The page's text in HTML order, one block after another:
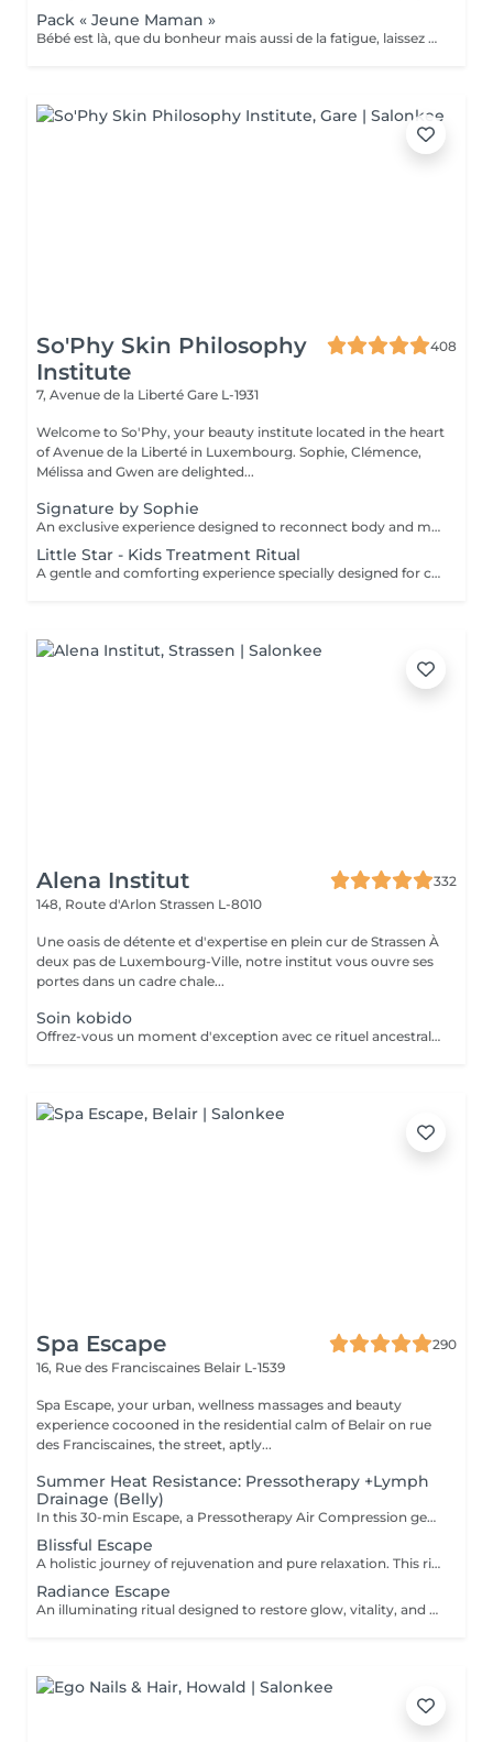
Pack « Jeune Maman »
Bébé est là, que du bonheur mais aussi de la fatigue, laissez papa ou mamie s'occuper de la prunelle de vos yeux et venez passer du temps chez nous pour simplement vous détendre. - Soin visage hydratant (ou autre soin complet au choix dans nos classiques) - Gommage complet du corps suivi de sa réhydratation - Manucure et beauté des pieds Reconnexion totale avec vous même grâce à ce moment privilégié
So'Phy Skin Philosophy
Institute
408
7, Avenue de la Liberté Gare L-1931
Welcome to So'Phy, your beauty institute located in the heart
of Avenue de la Liberté in Luxembourg. Sophie, Clémence,
Mélissa and Gwen are delighted...
Signature by Sophie
An exclusive experience designed to reconnect body and mind. This signature treatment begins with a warm and soothing foot bath, inviting the body to slow down and release the first tensions. It continues with a deeply relaxing back massage, designed to relieve muscular tension, calm the nervous system and create a true sense of letting go. The experience then continues with a fully personalised facial, tailored to your skin's specific needs to cleanse, hydrate and restore comfort and radiance. At the heart of this ritual lies Sophie's signature massage, the KobiLift® : a precise and enveloping technique that stimulates, drains and firms the skin while enhancing its natural glow. Beyond visible results, this treatment brings a deep sense of balance, lightness and renewal. A suspended moment where time slows down, the mind relaxes and the body feels fully cared for. Ideal for those seeking deep relaxation, radiant skin and a true moment of reconnection.
Little Star - Kids Treatment Ritual
A gentle and comforting experience specially designed for children, introducing them to the pleasure of self-care in a safe and caring environment. You can choose the duration (60 or 90 minutes), and we create a personalised ritual adapted to their age, preferences and sensitivity. The experience may include a mini facial, a relaxing massage, a mini manicure or pedicure, with the option of nail polish application. Each session is designed as a playful and soothing moment, allowing children to discover well-being in a gentle way. The perfect introduction to self-care, respecting their pace and individual needs.
Alena Institut
332
148, Route d'Arlon Strassen L-8010
Une oasis de détente et d'expertise en plein cur de Strassen À
deux pas de Luxembourg-Ville, notre institut vous ouvre ses
portes dans un cadre chale...
Soin kobido
Offrez-vous un moment d'exception avec ce rituel ancestral japonais. Le Kobido stimule la circulation, tonifie les muscles du visage et apporte un éclat naturel immédiat. Grâce à des manuvres précises et profondes, il détend les tensions, lisse les traits et procure une sensation de légèreté et de bien-être. Un soin complet qui illumine le visage tout en apaisant l'esprit.
Spa Escape
290
16, Rue des Franciscaines Belair L-1539
Spa Escape, your urban, wellness massages and beauty
experience cocooned in the residential calm of Belair on rue
des Franciscaines, the street, aptly...
Summer Heat Resistance: Pressotherapy +Lymph
Drainage (Belly)
In this 30-min Escape, a Pressotherapy Air Compression gently tightens & relaxes the legs to boosts lymphatic drainage and reduces water retention. We add a Lymphatic Drainage Belly Massage to soothe tension and/or toxins caught in the tummy area. Your legs, and feet feel lighter, your body feels less bloated. This offer is available on Tuesday to Thursday from 10 to 3pm.
Blissful Escape
A holistic journey of rejuvenation and pure relaxation. This ritual begins with an anti-aging face massage, restoring radiance and vitality to the skin. A soothing head & scalp massage follows, melting away tension and calming the mind. The experience continues with a revitalizing foot scrub, completed by an indulgent foot and leg massage that stimulates circulation and brings balance to the whole body. A luxurious escape that blends beauty, relaxation, and renewal which leaves you in a state of true bliss.
Radiance Escape
An illuminating ritual designed to restore glow, vitality, and deep relaxation. Your journey begins with a rejuvenating anti-aging facial, which enhances skin radiance and promotes a youthful complexion. A revitalizing foot scrub follows, awakening the senses and preparing the body for total relaxation. The experience culminates in a full-body massage, releasing tension, soothing muscles, and harmonising the body and mind. A complete escape that unites beauty and well-being, leaving you radiant from head to toe.